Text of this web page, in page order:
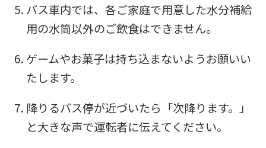
バス車内では、各ご家庭で用意した水分補給
用の水筒以外のご飲食はできません。
ゲームやお菓子は持ち込まないようお願いい
たします。
降りるバス停が近づいたら「次降ります。」
と大きな声で運転者に伝えてください。
automatic
translation
service,
version
of